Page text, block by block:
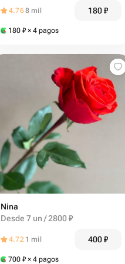
4.768 mil 180₽
180 ₽ × 4 pagos
Nina
Desde 7 un / 2800 ₽
4.72 1 mil 400₽
700 ₽ × 4 pagos